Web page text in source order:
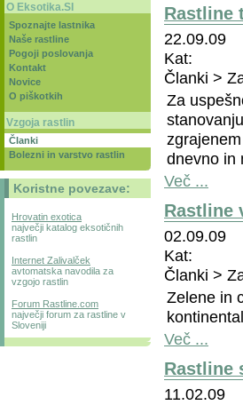
Rastline
22.09.09
Kat:
Članki >
Za
dnevno in
Več ...
Rastline
02.09.09
Kat:
Članki >
Zelene in
Več ...
Rastline
11.02.09
O Eksotika.SI
Spoznajte lastnika
Naše rastline
Pogoji poslovanja
Kontakt
Novice
O piškotkih
Vzgoja rastlin
Članki
Bolezni in varstvo rastlin
Koristne povezave:
Hrovatin exotica
največji katalog eksotičnih
rastlin
Internet Zalivalček
avtomatska navodila za
vzgojo rastlin
Forum Rastline.com
največji forum za rastline v
Sloveniji